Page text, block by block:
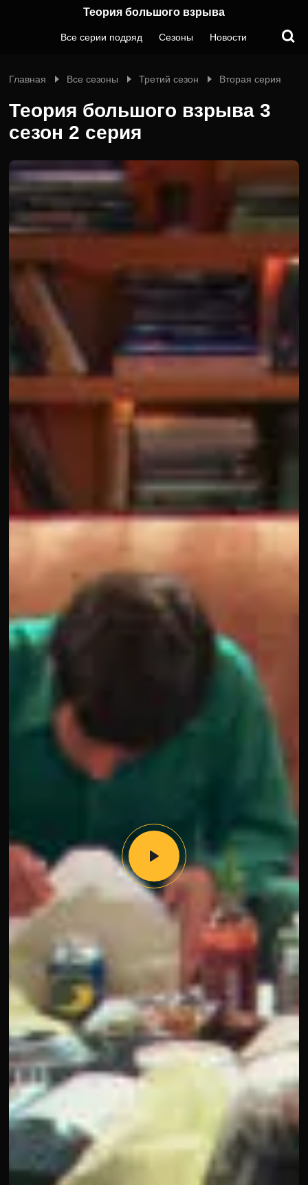
Теория большого взрыва
Все серии подряд Сезоны Новости
Главная Все сезоны Третий сезон Вторая серия
Теория большого взрыва 3
сезон 2 серия